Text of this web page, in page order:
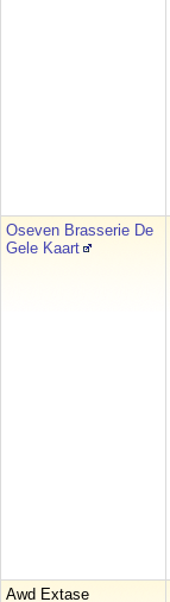
Oseven Brasserie De
Gele Kaart
Awd Extase